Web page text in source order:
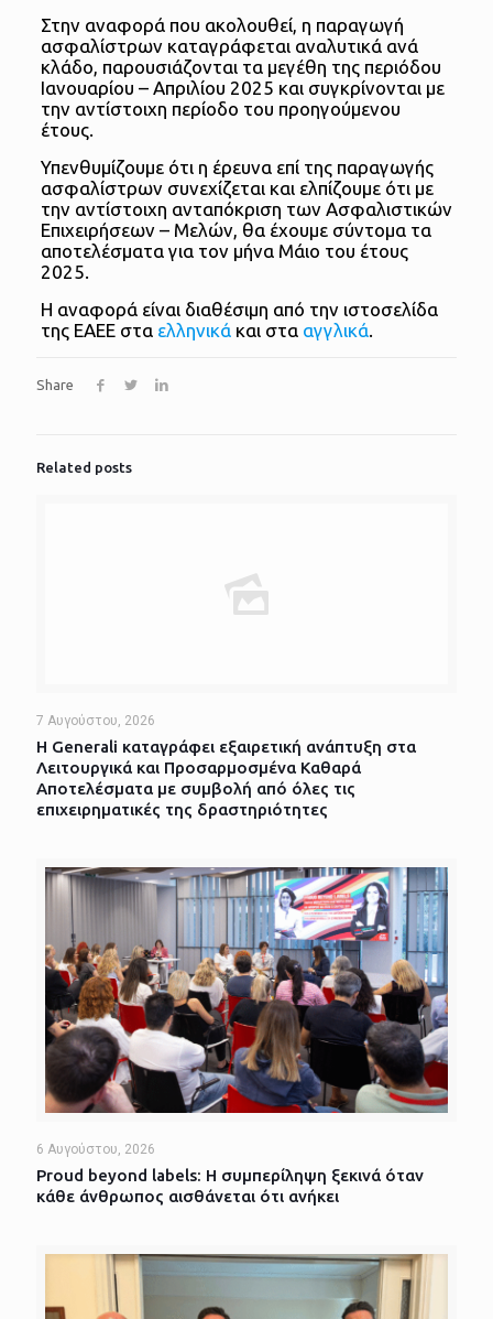
Στην αναφορά που ακολουθεί, η παραγωγή
ασφαλίστρων καταγράφεται αναλυτικά ανά
κλάδο, παρουσιάζονται τα μεγέθη της περιόδου
Ιανουαρίου – Απριλίου 2025 και συγκρίνονται με
την αντίστοιχη περίοδο του προηγούμενου
έτους.
Υπενθυμίζουμε ότι η έρευνα επί της παραγωγής
ασφαλίστρων συνεχίζεται και ελπίζουμε ότι με
την αντίστοιχη ανταπόκριση των Ασφαλιστικών
Επιχειρήσεων – Μελών, θα έχουμε σύντομα τα
αποτελέσματα για τον μήνα Μάιο του έτους
2025.
Η αναφορά είναι διαθέσιμη από την ιστοσελίδα
της ΕΑΕΕ στα ελληνικάκαι στα αγγλικά.
Share
Related posts
7 Αυγούστου, 2026
Η Generali καταγράφει εξαιρετική ανάπτυξη στα
Λειτουργικά και Προσαρμοσμένα Καθαρά
Αποτελέσματα με συμβολή από όλες τις
επιχειρηματικές της δραστηριότητες
6 Αυγούστου, 2026
Proud beyond labels: Η συμπερίληψη ξεκινά όταν
κάθε άνθρωπος αισθάνεται ότι ανήκει